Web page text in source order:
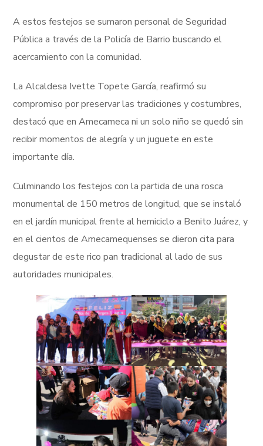
A estos festejos se sumaron personal de Seguridad
Pública a través de la Policía de Barrio buscando el
acercamiento con la comunidad.
La Alcaldesa Ivette Topete García, reafirmó su
compromiso por preservar las tradiciones y costumbres,
destacó que en Amecameca ni un solo niño se quedó sin
recibir momentos de alegría y un juguete en este
importante día.
Culminando los festejos con la partida de una rosca
monumental de 150 metros de longitud, que se instaló
en el jardín municipal frente al hemiciclo a Benito Juárez, y
en el cientos de Amecamequenses se dieron cita para
degustar de este rico pan tradicional al lado de sus
autoridades municipales.